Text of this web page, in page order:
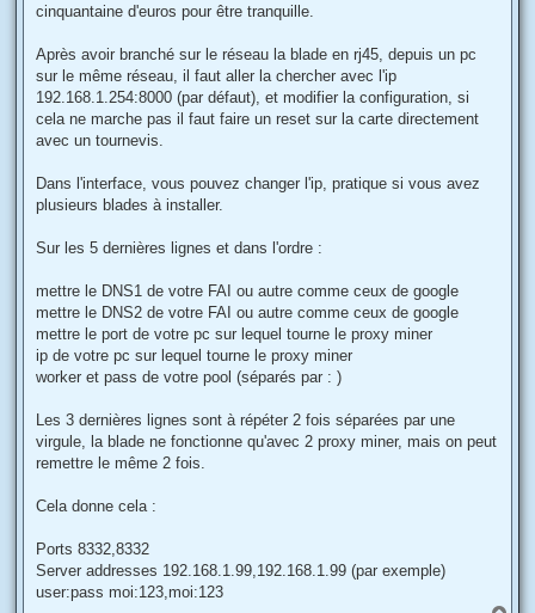
cinquantaine d'euros pour être tranquille.
Après avoir branché sur le réseau la blade en rj45, depuis un pc
sur le même réseau, il faut aller la chercher avec l'ip
192.168.1.254:8000 (par défaut), et modifier la configuration, si
cela ne marche pas il faut faire un reset sur la carte directement
avec un tournevis.
Dans l'interface, vous pouvez changer l'ip, pratique si vous avez
plusieurs blades à installer.
Sur les 5 dernières lignes et dans l'ordre :
mettre le DNS1 de votre FAI ou autre comme ceux de google
mettre le DNS2 de votre FAI ou autre comme ceux de google
mettre le port de votre pc sur lequel tourne le proxy miner
ip de votre pc sur lequel tourne le proxy miner
worker et pass de votre pool (séparés par : )
Les 3 dernières lignes sont à répéter 2 fois séparées par une
virgule, la blade ne fonctionne qu'avec 2 proxy miner, mais on peut
remettre le même 2 fois.
Cela donne cela :
Ports 8332,8332
Server addresses 192.168.1.99,192.168.1.99 (par exemple)
user:pass moi:123,moi:123